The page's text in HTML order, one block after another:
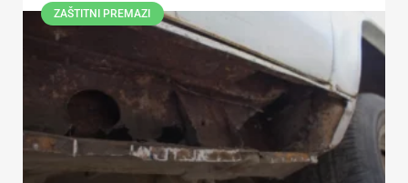
ZAŠTITNI PREMAZI